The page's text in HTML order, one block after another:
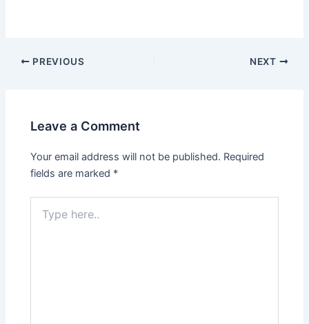
PREVIOUS NEXT
Leave a Comment
Your email address will not be published. Required
fields are marked *
here..